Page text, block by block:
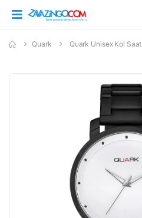
Quark Quark Unisex Kol Saat